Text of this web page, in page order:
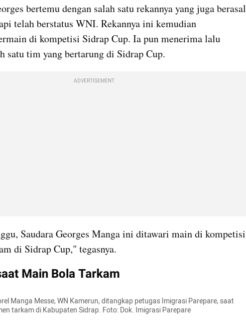
bertemu dengan salah satu rekannya yang juga berasal
telah berstatus WNI. Rekannya ini kemudian
di kompetisi Sidrap Cup. Ia pun menerima lalu
satu tim yang bertarung di Sidrap Cup.
ADVERTISEMENT
Saudara Georges Manga ini ditawari main di kompetisi
di Sidrap Cup," tegasnya.
Main Bola Tarkam
Manga Messe, WN Kamerun, ditangkap petugas Imigrasi Parepare, saat
tarkam di Kabupaten Sidrap. Foto: Dok. Imigrasi Parepare